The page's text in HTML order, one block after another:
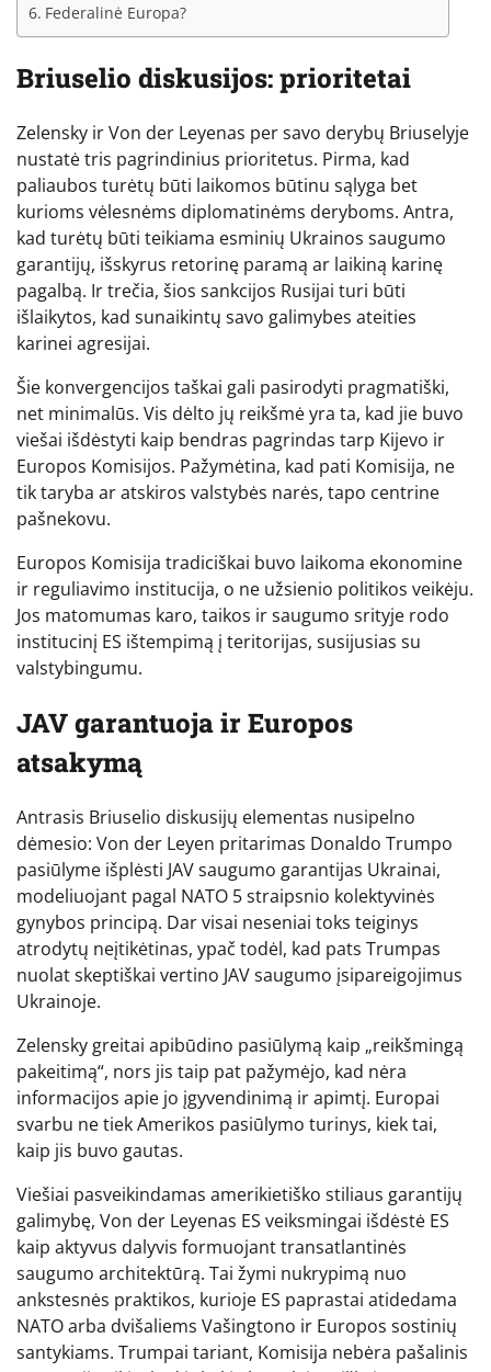
Federalinė Europa?
Briuselio diskusijos: prioritetai
Zelensky ir Von der Leyenas per savo derybų Briuselyje
nustatė tris pagrindinius prioritetus. Pirma, kad
paliaubos turėtų būti laikomos būtinu sąlyga bet
kurioms vėlesnėms diplomatinėms deryboms. Antra,
kad turėtų būti teikiama esminių Ukrainos saugumo
garantijų, išskyrus retorinę paramą ar laikiną karinę
pagalbą. Ir trečia, šios sankcijos Rusijai turi būti
išlaikytos, kad sunaikintų savo galimybes ateities
karinei agresijai.
Šie konvergencijos taškai gali pasirodyti pragmatiški,
net minimalūs. Vis dėlto jų reikšmė yra ta, kad jie buvo
viešai išdėstyti kaip bendras pagrindas tarp Kijevo ir
Europos Komisijos. Pažymėtina, kad pati Komisija, ne
tik taryba ar atskiros valstybės narės, tapo centrine
pašnekovu.
Europos Komisija tradiciškai buvo laikoma ekonomine
ir reguliavimo institucija, o ne užsienio politikos veikėju.
Jos matomumas karo, taikos ir saugumo srityje rodo
institucinį ES ištempimą į teritorijas, susijusias su
valstybingumu.
JAV garantuoja ir Europos
atsakymą
Antrasis Briuselio diskusijų elementas nusipelno
dėmesio: Von der Leyen pritarimas Donaldo Trumpo
pasiūlyme išplėsti JAV saugumo garantijas Ukrainai,
modeliuojant pagal NATO 5 straipsnio kolektyvinės
gynybos principą. Dar visai neseniai toks teiginys
atrodytų neįtikėtinas, ypač todėl, kad pats Trumpas
nuolat skeptiškai vertino JAV saugumo įsipareigojimus
Ukrainoje.
Zelensky greitai apibūdino pasiūlymą kaip „reikšmingą
pakeitimą“, nors jis taip pat pažymėjo, kad nėra
informacijos apie jo įgyvendinimą ir apimtį. Europai
svarbu ne tiek Amerikos pasiūlymo turinys, kiek tai,
kaip jis buvo gautas.
Viešiai pasveikindamas amerikietiško stiliaus garantijų
galimybę, Von der Leyenas ES veiksmingai išdėstė ES
kaip aktyvus dalyvis formuojant transatlantinės
saugumo architektūrą. Tai žymi nukrypimą nuo
ankstesnės praktikos, kurioje ES paprastai atidedama
NATO arba dvišaliems Vašingtono ir Europos sostinių
santykiams. Trumpai tariant, Komisija nebėra pašalinis